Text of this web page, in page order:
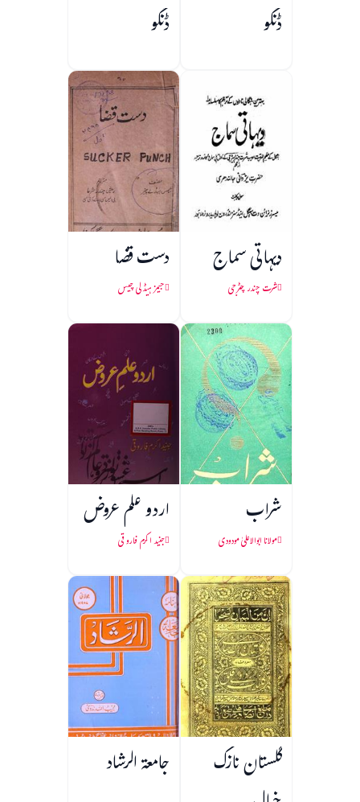
ڈنگو ڈنگو
دیہاتی سماج
شرت چندر چٹرجی
دست قضا
جیمز ہیڈلی چیس
شراب
مولانا ابوالاعلیٰ مودودی
اردو علم عروض
جنید اکرم فاروقی
گلستان نازک جامعۃ الرشاد